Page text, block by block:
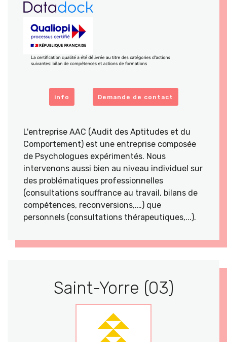
info Demande de contact
L'entreprise AAC (Audit des Aptitudes et du
Comportement) est une entreprise composée
de Psychologues expérimentés. Nous
intervenons aussi bien au niveau individuel sur
des problématiques professionnelles
(consultations souffrance au travail, bilans de
compétences, reconversions,.…) que
personnels (consultations thérapeutiques,...).
Saint-Yorre (03)